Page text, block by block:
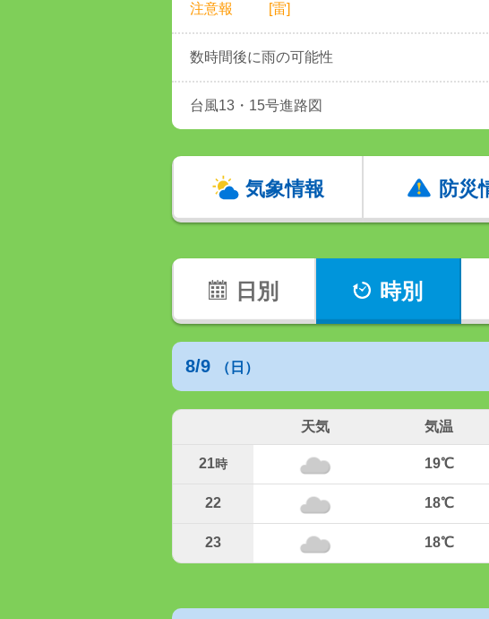
注意報 [雷]
数時間後に雨の可能性
台風13・15号進路図
気象情報 防災
日別 時別
8/9 （日）
天気 気温
21時 19℃
22 18℃
23 18℃